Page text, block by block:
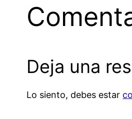
Deja una
Lo siento, debes estar